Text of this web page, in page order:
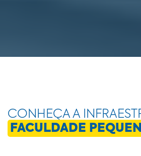
CONHEÇA A
FACULDADE